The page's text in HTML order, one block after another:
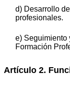
d) Desarrollo
profesionales.
e) Seguimiento
Formación
Artículo 2.